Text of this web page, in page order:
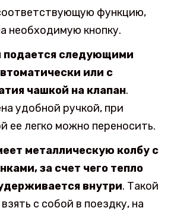
функцию,
необходимую кнопку.
подается следующими
или с
чашкой на клапан.
удобной ручкой, при
ее легко можно переносить.
металлическую колбу с
за счет чего тепло
внутри. Такой
с собой в поездку, на